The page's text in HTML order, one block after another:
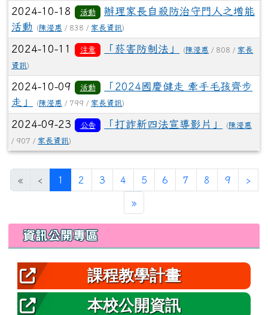
2024-10-18 活動
辦理家長自殺防治守門人之增能
活動
(陳瀅惠 / 838 / 家長資訊)
2024-10-11 注意 「菸害防制法」 (陳瀅惠 / 808 / 家長
資訊)
2024-10-09 活動
「2024國慶健走 牽手毛孩齊步
走」
(陳瀅惠 / 799 / 家長資訊)
2024-09-23 公告 「打詐新四法宣導影片」 (陳瀅惠
/ 907 / 家長資訊)
« ‹ 1 (目前頁次)
2 3 4 5 6 7 8 9 ›下
»最後頁
左邊區域內容
資訊公開專區
課程教學計畫
本校公開資訊